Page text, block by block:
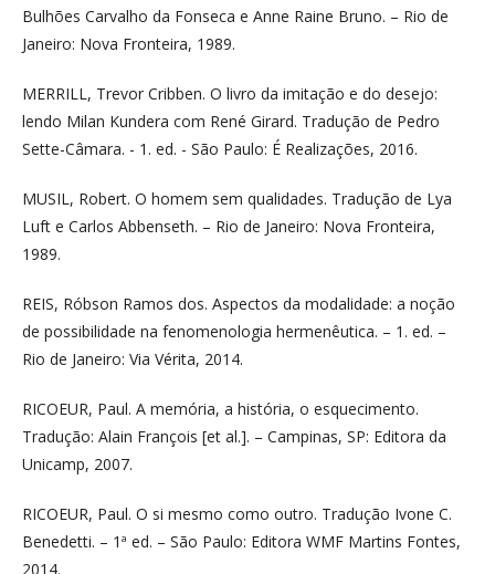
Bulhões Carvalho da Fonseca e Anne Raine Bruno. – Rio de
Janeiro: Nova Fronteira, 1989.
MERRILL, Trevor Cribben. O livro da imitação e do desejo:
lendo Milan Kundera com René Girard. Tradução de Pedro
Sette-Câmara. - 1. ed. - São Paulo: É Realizações, 2016.
MUSIL, Robert. O homem sem qualidades. Tradução de Lya
Luft e Carlos Abbenseth. – Rio de Janeiro: Nova Fronteira,
1989.
REIS, Róbson Ramos dos. Aspectos da modalidade: a noção
de possibilidade na fenomenologia hermenêutica. – 1. ed. –
Rio de Janeiro: Via Vérita, 2014.
RICOEUR, Paul. A memória, a história, o esquecimento.
Tradução: Alain François [et al.]. – Campinas, SP: Editora da
Unicamp, 2007.
RICOEUR, Paul. O si mesmo como outro. Tradução Ivone C.
Benedetti. – 1ª ed. – São Paulo: Editora WMF Martins Fontes,
2014.